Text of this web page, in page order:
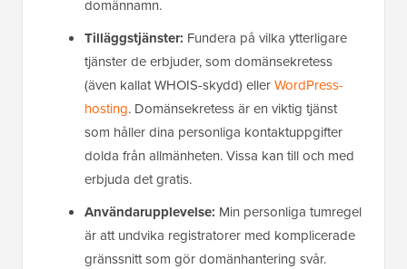
domännamn.
Tilläggstjänster: Fundera på vilka ytterligare
tjänster de erbjuder, som domänsekretess
(även kallat WHOIS-skydd) ellerWordPress-
hosting. Domänsekretess är en viktig tjänst
som håller dina personliga kontaktuppgifter
dolda från allmänheten. Vissa kan till och med
erbjuda det gratis.
Användarupplevelse: Min personliga tumregel
är att undvika registratorer med komplicerade
gränssnitt som gör domänhantering svår.